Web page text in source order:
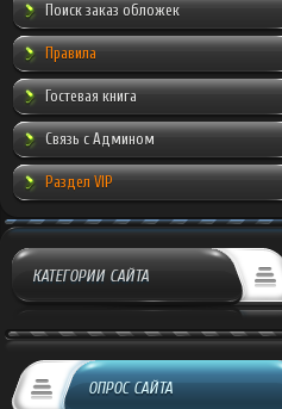
Поиск заказ обложек
Правила
Гостевая книга
Связь с Админом
Раздел VIP
КАТЕГОРИИ САЙТА
ОПРОС САЙТА